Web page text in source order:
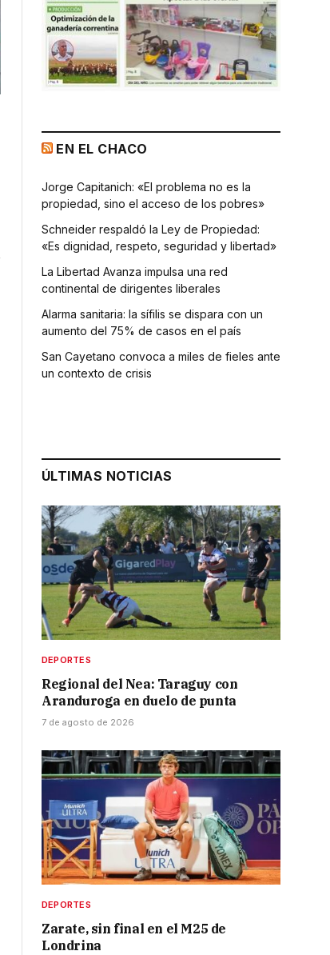
EN EL CHACO
Jorge Capitanich: «El problema no es la
propiedad, sino el acceso de los pobres»
Schneider respaldó la Ley de Propiedad:
«Es dignidad, respeto, seguridad y libertad»
La Libertad Avanza impulsa una red
continental de dirigentes liberales
Alarma sanitaria: la sífilis se dispara con un
aumento del 75% de casos en el país
San Cayetano convoca a miles de fieles ante
un contexto de crisis
ÚLTIMAS NOTICIAS
DEPORTES
Regional del Nea: Taraguy con
Aranduroga en duelo de punta
7 de agosto de 2026
DEPORTES
Zarate, sin final en el M25 de
Londrina